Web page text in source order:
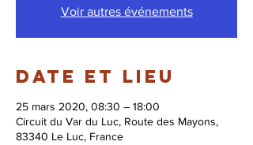
Voir autres événements
Date et lieu
25 mars 2020, 08:30 – 18:00
Circuit du Var du Luc, Route des Mayons,
83340 Le Luc, France